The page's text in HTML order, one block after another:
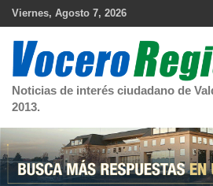
Skip
Viernes, Agosto 7, 2026
Noticias de interés ciudadano de
2013.